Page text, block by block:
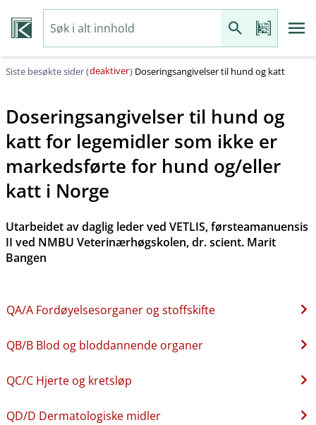
Siste besøkte sider (deaktiver) Doseringsangivelser til hund og katt
Doseringsangivelser til hund og
katt for legemidler som ikke er
markedsførte for hund og​/​eller
katt i Norge
Utarbeidet av daglig leder ved VETLIS, førsteamanuensis
II ved NMBU Veterinærhøgskolen, dr. scient. Marit
Bangen
QA​/​A Fordøyelsesorganer og stoffskifte
QB​/​B Blod og bloddannende organer
QC​/​C Hjerte og kretsløp
QD​/​D Dermatologiske midler